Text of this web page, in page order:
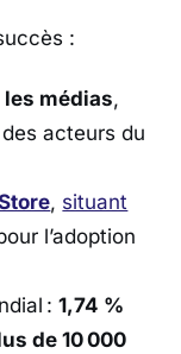
:
médias,
acteurs du
, situant
l’adoption
:1,74 %
de 10 000